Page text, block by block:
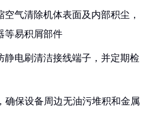
气清除机体表面及内部积尘，
等易积屑部件
静电刷清洁接线端子，并定期检
确保设备周边无油污堆积和金属